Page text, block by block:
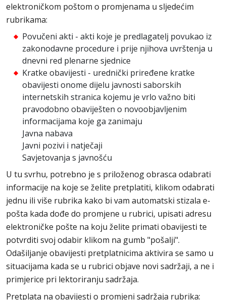
elektroničkom poštom o promjenama u sljedećim
rubrikama:
Povučeni akti - akti koje je predlagatelj povukao iz
zakonodavne procedure i prije njihova uvrštenja u
dnevni red plenarne sjednice
Kratke obavijesti - urednički priređene kratke
obavijesti onome dijelu javnosti saborskih
internetskih stranica kojemu je vrlo važno biti
pravodobno obaviješten o novoobjavljenim
informacijama koje ga zanimaju
Javna nabava
Javni pozivi i natječaji
Savjetovanja s javnošću
U tu svrhu, potrebno je s priloženog obrasca odabrati
informacije na koje se želite pretplatiti, klikom odabrati
jednu ili više rubrika kako bi vam automatski stizala e-
pošta kada dođe do promjene u rubrici, upisati adresu
elektroničke pošte na koju želite primati obavijesti te
potvrditi svoj odabir klikom na gumb "pošalji".
Odašiljanje obavijesti pretplatnicima aktivira se samo u
situacijama kada se u rubrici objave novi sadržaji, a ne i
primjerice pri lektoriranju sadržaja.
Pretplata na obavijesti o promjeni sadržaja rubrika: